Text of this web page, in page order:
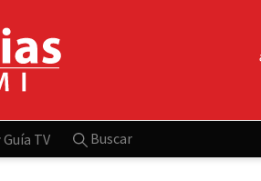
Guía TV Buscar